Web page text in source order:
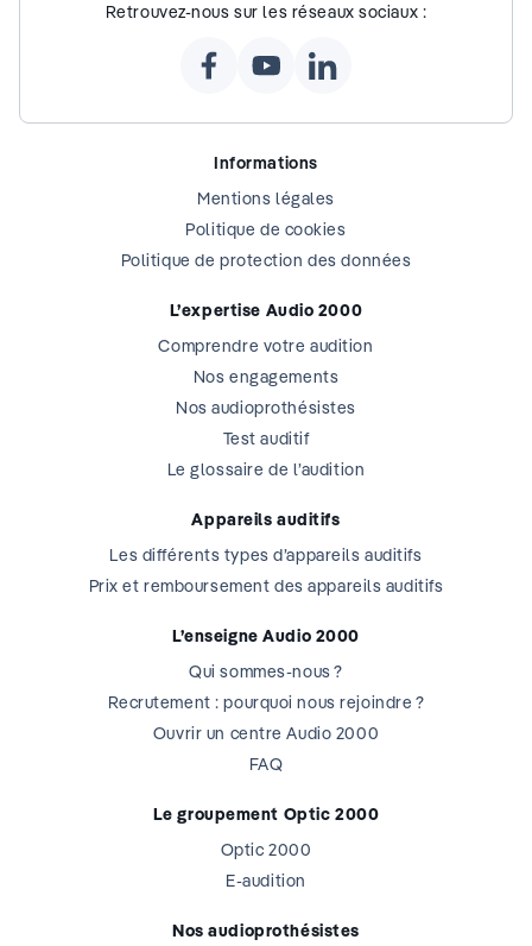
Retrouvez-nous sur les réseaux sociaux :
Informations
Mentions légales
Politique de cookies
Politique de protection des données
L’expertise Audio 2000
Comprendre votre audition
Nos engagements
Nos audioprothésistes
Test auditif
Le glossaire de l’audition
Appareils auditifs
Les différents types d’appareils auditifs
Prix et remboursement des appareils auditifs
L’enseigne Audio 2000
Qui sommes-nous ?
Recrutement : pourquoi nous rejoindre ?
Ouvrir un centre Audio 2000
FAQ
Le groupement Optic 2000
Optic 2000
E-audition
Nos audioprothésistes